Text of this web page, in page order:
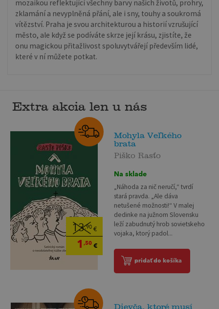
mozaikou reflektující všechny barvy našich životů, prohry,
zklamání a nevyplněná přání, ale i sny, touhy a soukromá
vítězství. Praha je svou architekturou a historií vzrušující
město, ale když se podíváte skrze její krásu, zjistíte, že
onu magickou přitažlivost spoluvytvářejí především lidé,
které v ní můžete potkat.
Extra akcia len u nás
13,90 €
1 ,50 €
Mohyla Veľkého
brata
Piško Rasťo
Na sklade
„Náhoda za nič neručí,“ tvrdí
stará pravda. „Ale dáva
netušené možnosti!“ V malej
dedinke na južnom Slovensku
leží zabudnutý hrob sovietskeho
vojaka, ktorý padol...
pridať do košíka
Dievča, ktoré musí